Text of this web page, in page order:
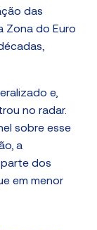
das
Zona do Euro
e,
no radar.
sobre esse
a
dos
em menor